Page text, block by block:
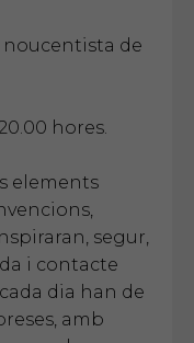
noucentista de
hores.
elements
segur,
i contacte
dia han de
amb